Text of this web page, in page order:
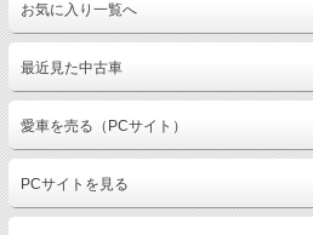
お気に入り一覧へ
最近見た中古車
愛車を売る（PCサイト）
PCサイトを見る